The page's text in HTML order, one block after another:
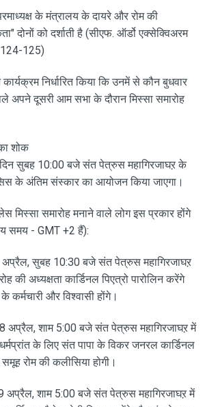
के मंत्रालय के दायरे और रोम की
दोनों को दर्शाती है (सीएफ. ऑर्डो एक्सेक्विअरम
124-125)
कार्यक्रम निर्धारित किया कि उनमें से कौन बुधवार
अपने दूसरी आम सभा के दौरान मिस्सा समारोह
शोक
सुबह 10:00 बजे संत पेत्रुस महागिरजाघऱ के
के अंतिम संस्कार का आयोजन किया जाएगा।
मिस्सा समारोह मनाने वाले लोग इस प्रकार होंगे
समय - GMT +2 हैं):
अप्रैल, सुबह 10:30 बजे संत पेत्रुस महागिरजाघऱ
की अध्यक्षता कार्डिनल पिएत्रो पारोलिन करेंगे
और विश्वासी होंगे।
अप्रैल, शाम 5:00 बजे संत पेत्रुस महागिरजाघऱ में
धर्मप्रांत के लिए संत पापा के विकर जनरल कार्डिनल
रोम की कलीसिया होगी।
अप्रैल, शाम 5:00 बजे संत पेत्रुस महागिरजाघऱ में